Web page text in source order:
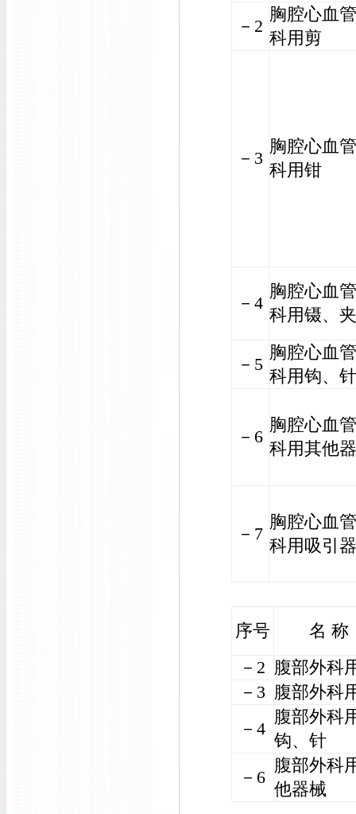
－2
胸腔心血
科用剪
－3
胸腔心血
科用钳
－4
胸腔心血
科用镊、夹
－5
胸腔心血
科用钩、针
－6
胸腔心血
科用其他
－7
胸腔心血
科用吸引器
序号
名 称
－2 腹部外科
－3 腹部外科
－4
腹部外科
钩、针
－6
腹部外科
他器械